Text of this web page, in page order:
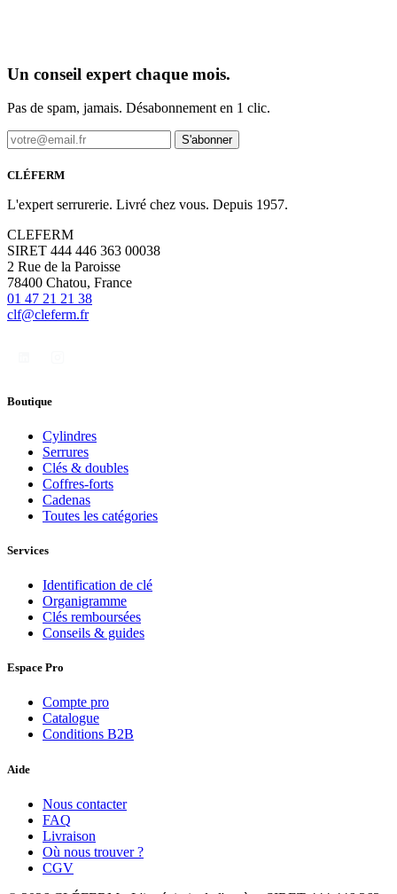
Un conseil expert chaque mois.
Pas de spam, jamais. Désabonnement en 1 clic.
S'abonner
CLÉFERM
L'expert serrurerie. Livré chez vous. Depuis 1957.
CLEFERM
SIRET 444 446 363 00038
2 Rue de la Paroisse
78400 Chatou, France
01 47 21 21 38
clf@cleferm.fr
Boutique
Cylindres
Serrures
Clés & doubles
Coffres-forts
Cadenas
Toutes les catégories
Services
Identification de clé
Organigramme
Clés remboursées
Conseils & guides
Espace Pro
Compte pro
Catalogue
Conditions B2B
Aide
Nous contacter
FAQ
Livraison
Où nous trouver ?
CGV